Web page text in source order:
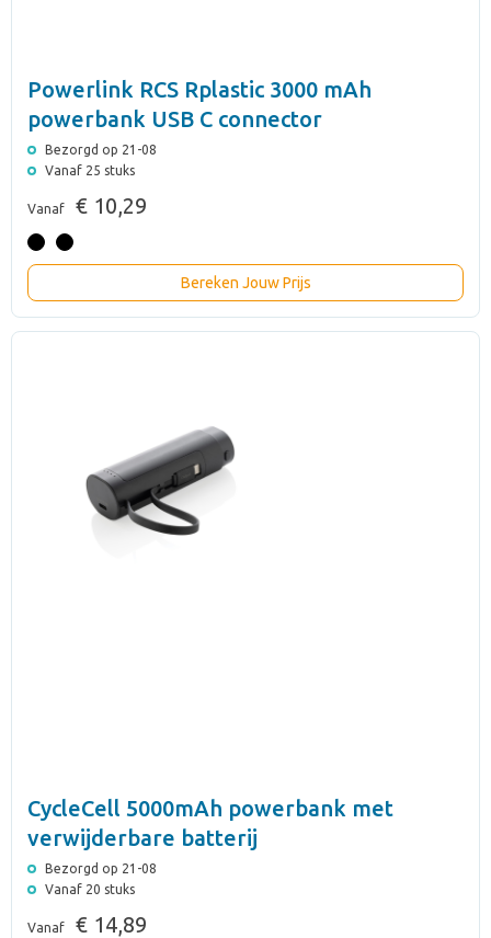
Powerlink RCS Rplastic 3000 mAh
powerbank USB C connector
Bezorgd op 21-08
Vanaf 25 stuks
Vanaf € 10,29
Bereken Jouw Prijs
CycleCell 5000mAh powerbank met
verwijderbare batterij
Bezorgd op 21-08
Vanaf 20 stuks
Vanaf € 14,89